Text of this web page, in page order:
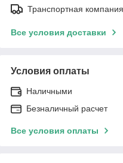
Транспортная компания
Все условия доставки
Условия оплаты
Наличными
Безналичный расчет
Все условия оплаты